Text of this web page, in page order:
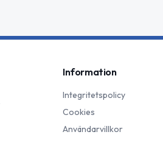
Information
Integritetspolicy
Cookies
Användarvillkor